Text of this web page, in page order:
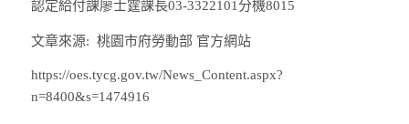
認定給付課廖士霆課長03-3322101分機8015
文章來源: 桃園市府勞動部 官方網站
https://oes.tycg.gov.tw/News_Content.aspx?
n=8400&s=1474916